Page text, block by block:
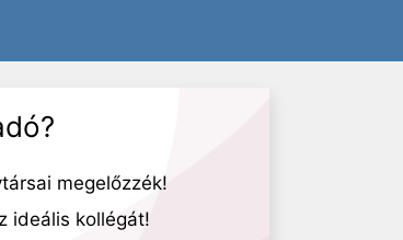
megelőzzék!
ideális kollégát!